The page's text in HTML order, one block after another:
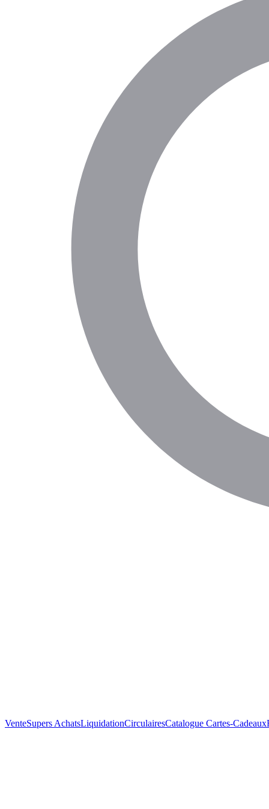
VenteSupers AchatsLiquidationCirculairesCatalogue Cartes-Cadeaux